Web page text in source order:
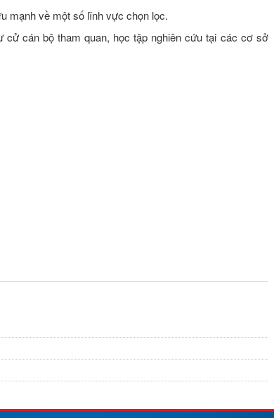
mạnh về một số lĩnh vực chọn lọc.
cán bộ tham quan, học tập nghiên cứu tại các cơ sở